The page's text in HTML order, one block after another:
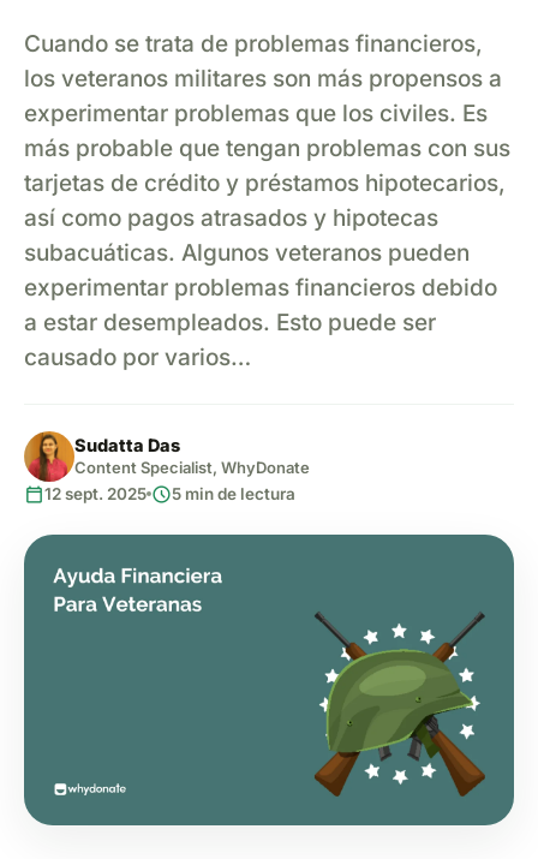
Cuando se trata de problemas financieros,
los veteranos militares son más propensos a
experimentar problemas que los civiles. Es
más probable que tengan problemas con sus
tarjetas de crédito y préstamos hipotecarios,
así como pagos atrasados y hipotecas
subacuáticas. Algunos veteranos pueden
experimentar problemas financieros debido
a estar desempleados. Esto puede ser
causado por varios…
Sudatta Das
Content Specialist, WhyDonate
calendar_today12 sept. 2025 schedule5 min de lectura